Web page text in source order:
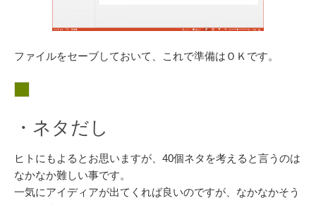
ファイルをセーブしておいて、これで準備はＯＫです。
・ネタだし
ヒトにもよるとお思いますが、40個ネタを考えると言うのは
なかなか難しい事です。
一気にアイディアが出てくれば良いのですが、なかなかそう